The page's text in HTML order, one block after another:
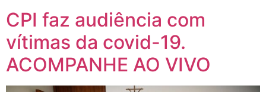
CPI faz audiência com
vítimas da covid-19.
ACOMPANHE AO VIVO